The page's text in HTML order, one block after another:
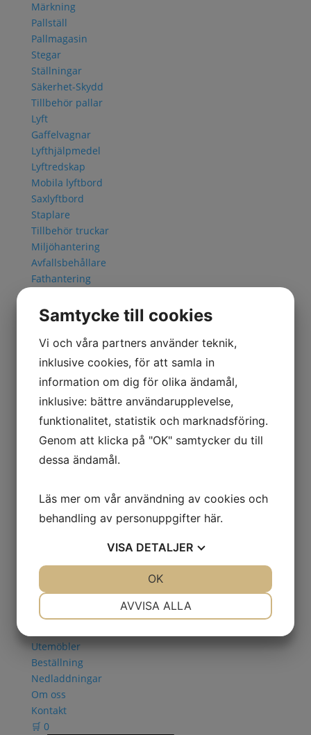
Märkning
Pallställ
Pallmagasin
Stegar
Ställningar
Säkerhet-Skydd
Tillbehör pallar
Lyft
Gaffelvagnar
Lyfthjälpmedel
Lyftredskap
Mobila lyftbord
Saxlyftbord
Staplare
Tillbehör truckar
Miljöhantering
Avfallsbehållare
Fathantering
Städutrustning
Tippcontainers
Omklädning
Klädskåp
Sittbänkar
Småfackskåp
Tvätthantering
Transport
Flakvagnar & Långgodsvagnar
Pallvagnar & Skivvagnar
Montörvagnar
Nätcontainers
Vagnar & Hyllvagnar
Utomhusmiljö
Cykelställ
Papperskorgar
Utemöbler
Beställning
Nedladdningar
Om oss
Kontakt
🛒 0
Samtycke till cookies
Vi och våra partners använder teknik,
inklusive cookies, för att samla in
information om dig för olika ändamål,
inklusive: bättre användarupplevelse,
funktionalitet, statistik och marknadsföring.
Genom att klicka på "OK" samtycker du till
dessa ändamål.
Läs mer om vår användning av cookies och
behandling av personuppgifter här.
VISA DETALJER
MARKNADSFÖRING
AVVISA ALLA
OK